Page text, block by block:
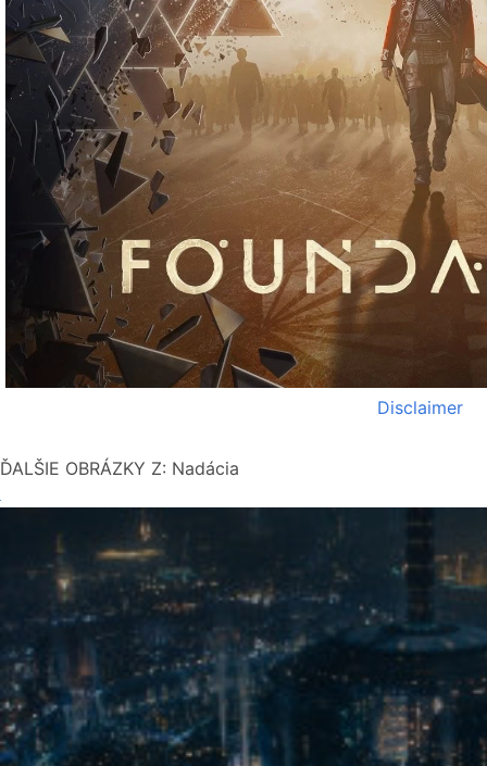
Disclaimer
ĎALŠIE OBRÁZKY Z: Nadácia